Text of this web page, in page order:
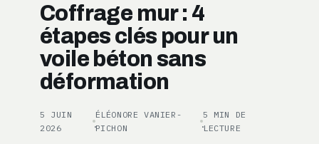
JARDINAGE
DÉCO
Coffrage mur : 4
étapes clés pour un
voile béton sans
déformation
5 JUIN
2026
·
ÉLÉONORE VANIER-
PICHON
·
5 MIN DE
LECTURE